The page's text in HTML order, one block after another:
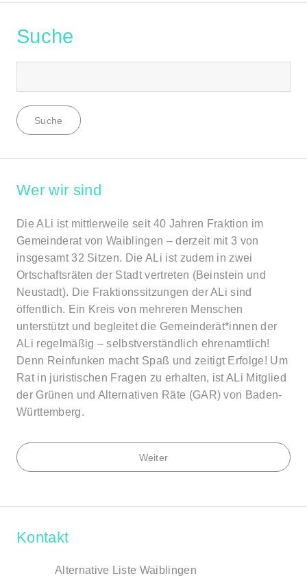
Suche
Wer wir sind
Die ALi ist mittlerweile seit 40 Jahren Fraktion im
Gemeinderat von Waiblingen – derzeit mit 3 von
insgesamt 32 Sitzen. Die ALi ist zudem in zwei
Ortschaftsräten der Stadt vertreten (Beinstein und
Neustadt). Die Fraktionssitzungen der ALi sind
öffentlich. Ein Kreis von mehreren Menschen
unterstützt und begleitet die Gemeinderät*innen der
ALi regelmäßig – selbstverständlich ehrenamtlich!
Denn Reinfunken macht Spaß und zeitigt Erfolge! Um
Rat in juristischen Fragen zu erhalten, ist ALi Mitglied
der Grünen und Alternativen Räte (GAR) von Baden-
Württemberg.
Weiter
Kontakt
Alternative Liste Waiblingen